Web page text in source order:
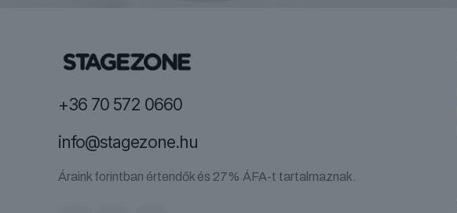
+36 70 572 0660
info@stagezone.hu
Áraink forintban értendők és 27% ÁFA-t tartalmaznak.